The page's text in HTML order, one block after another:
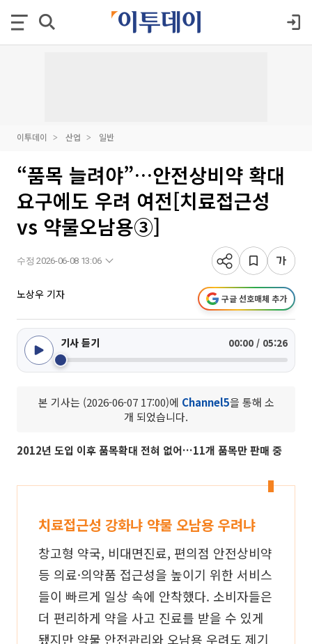
이투데이 산업 일반
“품목 늘려야”…안전상비약 확대
요구에도 우려 여전[치료접근성
vs 약물오남용③]
수정 2026-06-08 13:06
노상우 기자 구글 선호매체 추가
기사 듣기 00:00 / 05:26
본 기사는 (2026-06-07 17:00)에 Channel5을 통해 소
개 되었습니다.
2012년 도입 이후 품목확대 전혀 없어…11개 품목만 판매 중
치료접근성 강화냐 약물 오남용 우려냐
창고형 약국, 비대면진료, 편의점 안전상비약
등 의료·의약품 접근성을 높이기 위한 서비스
들이 빠르게 일상 속에 안착했다. 소비자들은
더 편리하게 약을 사고 진료를 받을 수 있게
됐지만 약물 안전관리와 오남용 우려도 제기